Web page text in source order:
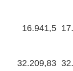
16.941,5
32.209,83